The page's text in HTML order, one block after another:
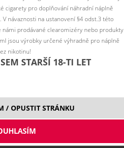
cigarety pro doplňování náhradní náplně
návaznosti na ustanovení §4 odst.3 této
prodávané clearomizéry nebo produkty
jsou výrobky určené výhradně pro náplně
nikotinu!
STARŠÍ 18-TI LET
/ OPUSTIT STRÁNKU